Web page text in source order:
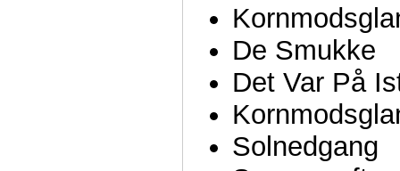
De Smukke
Det Var På
Solnedgang